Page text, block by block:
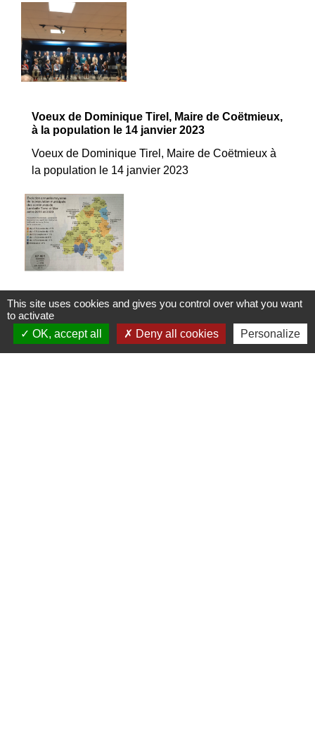
Voeux de Dominique Tirel, Maire de Coëtmieux,
à la population le 14 janvier 2023
Voeux de Dominique Tirel, Maire de Coëtmieux à
la population le 14 janvier 2023
Evolution de la population des différentes
communes (2014/2020)
Evolution de la population des différentes
This site uses cookies and gives you control over what you want
to activate
OK, accept all
Deny all cookies Personalize